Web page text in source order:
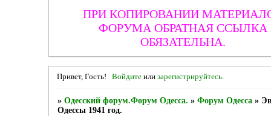
ПРИ КОПИРОВАНИИ
ФОРУМА ОБРАТНАЯ ССЫЛКА
ОБЯЗАТЕЛЬНА.
Привет, Гость! Войдитеили зарегистрируйтесь.
» Одесский форум.Форум Одесса. » Форум Одесса »
Одессы 1941 год.